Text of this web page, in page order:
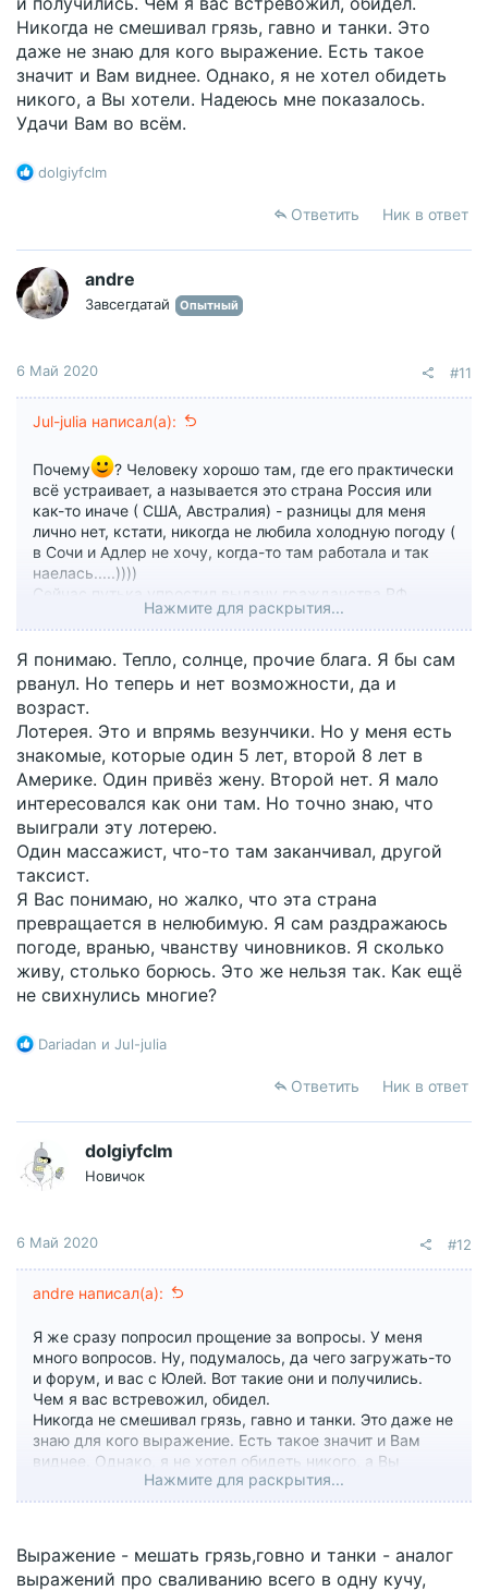
Никогда не смешивал грязь, гавно и танки. Это
даже не знаю для кого выражение. Есть такое
значит и Вам виднее. Однако, я не хотел обидеть
никого, а Вы хотели. Надеюсь мне показалось.
Удачи Вам во всём.
Р
ц
и
и
:
dolgiyfclm
Ответить Ник в ответ
andre
Завсегдатай Опытный
6 Май 2020 #11
Jul-julia написал(а):
Почему
? Человеку хорошо там, где его практически
всё устраивает, а называется это страна Россия или
как-то иначе ( США, Австралия) - разницы для меня
лично нет, кстати, никогда не любила холодную погоду (
в Сочи и Адлер не хочу, когда-то там работала и так
наелась.....))))
Сейчас путька упростил выдачу гражданства РФ
узбекам, таджикам и т.д. О каком патриотизме идёт
речь?
Для меня нереально круто выиграть в лотерею с
супер-призом, таких ведь единицы ! Поэтому семья
@dolgiyfclm
Одна из мечт жить в тепле ( вторая увидеть хотя бы из
клетки белую акулу), забыть про осеннюю, зимнюю,
весеннюю одежду и обувь. Захочется снега всегда
можно прилететь, но по факту в Москве зимой
сплошная жижа и грязь, почти 6 месяцев в году живем
без солнышка в темноте
.
Нажмите для раскрытия...
Я понимаю. Тепло, солнце, прочие блага. Я бы сам
рванул. Но теперь и нет возможности, да и
возраст.
Лотерея. Это и впрямь везунчики. Но у меня есть
знакомые, которые один 5 лет, второй 8 лет в
Америке. Один привёз жену. Второй нет. Я мало
интересовался как они там. Но точно знаю, что
выиграли эту лотерею.
Один массажист, что-то там заканчивал, другой
таксист.
Я Вас понимаю, но жалко, что эта страна
превращается в нелюбимую. Я сам раздражаюсь
погоде, вранью, чванству чиновников. Я сколько
живу, столько борюсь. Это же нельзя так. Как ещё
не свихнулись многие?
Р
ц
и
и
:
Dariadan и Jul-julia
Ответить Ник в ответ
dolgiyfclm
Новичок
6 Май 2020 #12
andre написал(а):
Я же сразу попросил прощение за вопросы. У меня
много вопросов. Ну, подумалось, да чего загружать-то
и форум, и вас с Юлей. Вот такие они и получились.
Чем я вас встревожил, обидел.
Никогда не смешивал грязь, гавно и танки. Это даже не
знаю для кого выражение. Есть такое значит и Вам
виднее. Однако, я не хотел обидеть никого, а Вы
хотели. Надеюсь мне показалось. Удачи Вам во всём.
Нажмите для раскрытия...
Выражение - мешать грязь,говно и танки - аналог
выражений про сваливанию всего в одну кучу,